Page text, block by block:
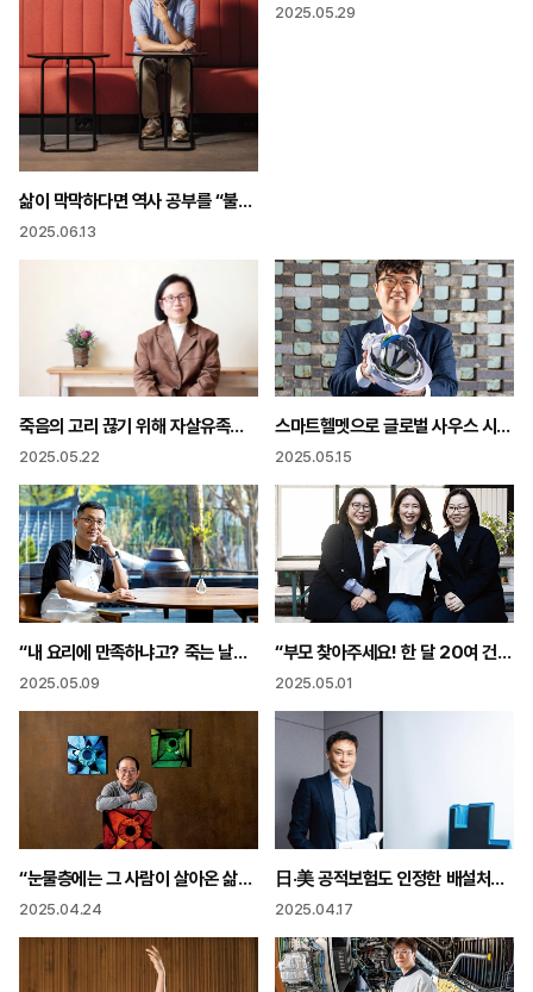
삶이 막막하다면 역사 공부를 “불확실성의 시대,
2025.06.13
2025.05.29
죽음의 고리 끊기 위해 자살유족이 나섰다 “자살, ‘말할 수 있는 죽음’ 돼야”
2025.05.22
스마트헬멧으로 글로벌 사우스 시장 접수 K-무역사절단이 간다!
2025.05.15
“내 요리에 만족하냐고? 죽는 날까지 못할 것 가장 듣고 싶은 말? 한식 영역 확장!”
2025.05.09
“부모 찾아주세요! 한 달 20여 건 엄마의 마음으로 나섭니다”
2025.05.01
“눈물층에는 그 사람이 살아온 삶이 들어있어요”
2025.04.24
日·美 공적보험도 인정한 배설처리 로봇 용감한 두 형제 돌봄 시장 숙제 풀다
2025.04.17